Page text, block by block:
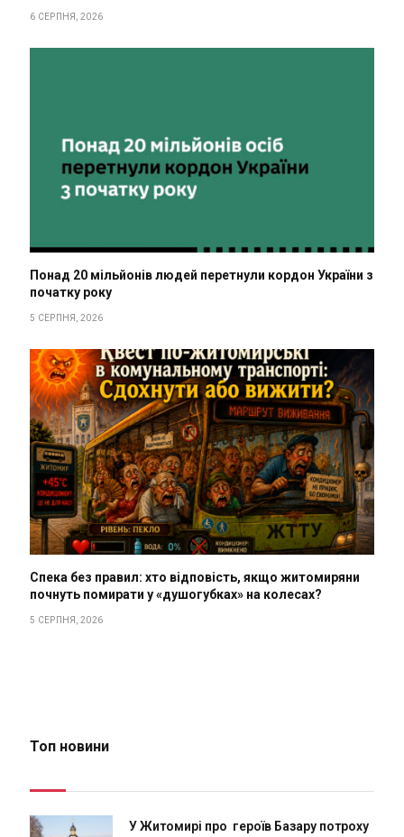
6 СЕРПНЯ, 2026
Понад 20 мільйонів людей перетнули кордон України з
початку року
5 СЕРПНЯ, 2026
Спека без правил: хто відповість, якщо житомиряни
почнуть помирати у «душогубках» на колесах?
5 СЕРПНЯ, 2026
Топ новини
У Житомирі про героїв Базару потроху